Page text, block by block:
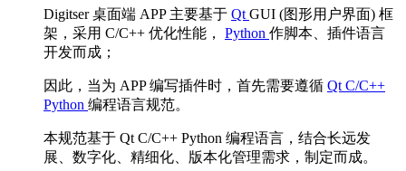
Digitser 桌面端 APP 主要基于 Qt GUI (图形用户界面) 框
架，采用 C/C++ 优化性能， Python 作脚本、插件语言
开发而成；
因此，当为 APP 编写插件时，首先需要遵循 Qt C/C++
Python 编程语言规范。
本规范基于 Qt C/C++ Python 编程语言，结合长远发
展、数字化、精细化、版本化管理需求，制定而成。